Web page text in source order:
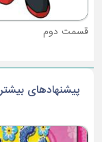
قسمت سوم
پیشنهادهای بیشتر